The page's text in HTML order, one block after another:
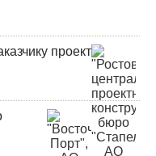
проект